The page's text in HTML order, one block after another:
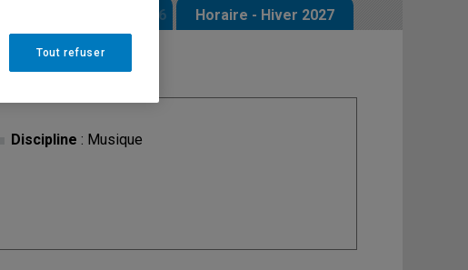
Horaire - Automne 2026 Horaire - Hiver 2027
Discipline : Musique
Tout refuser